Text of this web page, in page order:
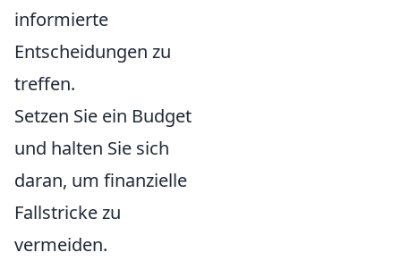
informierte
Entscheidungen zu
treffen.
Setzen Sie ein Budget
und halten Sie sich
daran, um finanzielle
Fallstricke zu
vermeiden.